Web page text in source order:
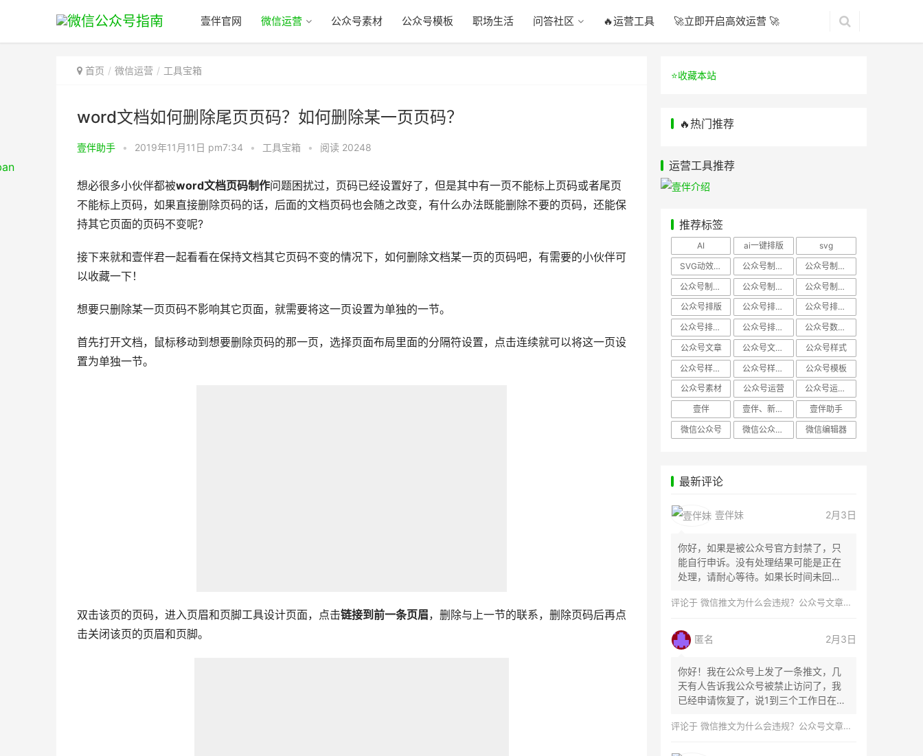
壹伴官网 微信运营 公众号素材 公众号模板 职场生活 问答社区 🔥运营工具 🚀立即开启高效运营 🚀
首页 微信运营 工具宝箱
word文档如何删除尾页页码？如何删除某一页页码？
壹伴助手 • 2019年11月11日 pm7:34 • 工具宝箱 • 阅读 20248
想必很多小伙伴都被word文档页码制作问题困扰过，页码已经设置好了，但是其中有一页不能标上页码或者尾页
不能标上页码，如果直接删除页码的话，后面的文档页码也会随之改变，有什么办法既能删除不要的页码，还能保
持其它页面的页码不变呢?
接下来就和壹伴君一起看看在保持文档其它页码不变的情况下，如何删除文档某一页的页码吧，有需要的小伙伴可
以收藏一下！
想要只删除某一页页码不影响其它页面，就需要将这一页设置为单独的一节。
首先打开文档，鼠标移动到想要删除页码的那一页，选择页面布局里面的分隔符设置，点击连续就可以将这一页设
置为单独一节。
双击该页的页码，进入页眉和页脚工具设计页面，点击链接到前一条页眉，删除与上一节的联系，删除页码后再点
击关闭该页的页眉和页脚。
⭐️收藏本站
🔥热门推荐
运营工具推荐
推荐标签
AI ai一键排版
svg
SVG动效样式
公众号制作、公众号排版
公众号制作、公众号模板
公众号制作、微信编辑器
公众号制作，公众号排版
公众号制作，公众号排版、微信编辑器
公众号排版
公众号排版，公众号模板
公众号排版，公众号素材
公众号排版，微信编辑器
公众号排版，排版样式
公众号数据分析
公众号文章
公众号文章、公众号运营
公众号样式
公众号样式，微信公众号排版
公众号样式，微信编辑器
公众号模板
公众号素材
公众号运营
公众号运营，公众号编辑器
壹伴
壹伴、新媒体运营
壹伴助手
微信公众号
微信公众号，样式模板、公众号样式 微信编辑器
最新评论
壹伴妹 2月3日
你好，如果是被公众号官方封禁了，只
能自行申诉。没有处理结果可能是正在
处理，请耐心等待。如果长时间未回
评论于 微信推文为什么会违规？公众号文章怎么检测是否违规？
匿名 2月3日
你好！我在公众号上发了一条推文，几
天有人告诉我公众号被禁止访问了，我
已经申请恢复了，说1到三个工作日在微
评论于 微信推文为什么会违规？公众号文章怎么检测是否违规？